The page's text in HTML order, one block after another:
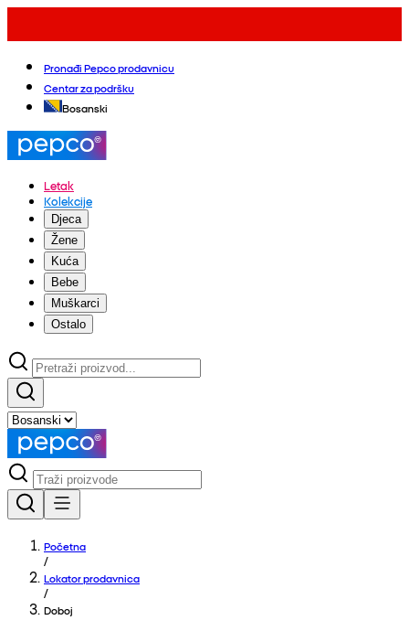
Pronađi Pepco prodavnicu
Centar za podršku
Bosanski
Letak
Kolekcije
Djeca
Žene
Kuća
Bebe
Muškarci
Ostalo
Početna
/
Lokator prodavnica
/
Doboj